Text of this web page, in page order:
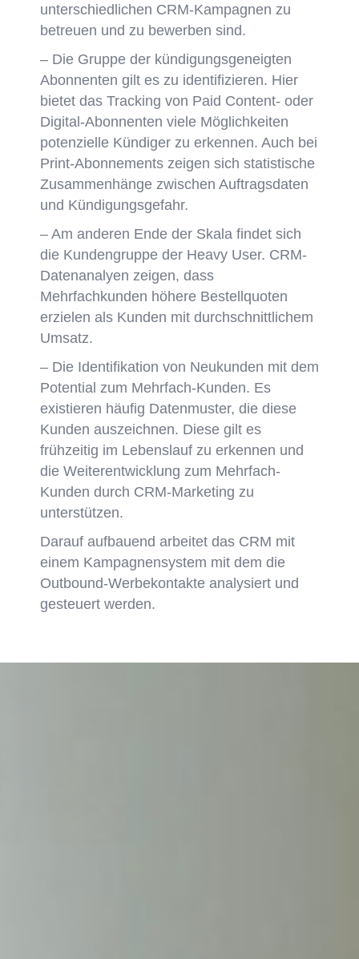
unterschiedlichen CRM-Kampagnen zu
betreuen und zu bewerben sind.
– Die Gruppe der kündigungsgeneigten
Abonnenten gilt es zu identifizieren. Hier
bietet das Tracking von Paid Content- oder
Digital-Abonnenten viele Möglichkeiten
potenzielle Kündiger zu erkennen. Auch bei
Print-Abonnements zeigen sich statistische
Zusammenhänge zwischen Auftragsdaten
und Kündigungsgefahr.
– Am anderen Ende der Skala findet sich
die Kundengruppe der Heavy User. CRM-
Datenanalyen zeigen, dass
Mehrfachkunden höhere Bestellquoten
erzielen als Kunden mit durchschnittlichem
Umsatz.
– Die Identifikation von Neukunden mit dem
Potential zum Mehrfach-Kunden. Es
existieren häufig Datenmuster, die diese
Kunden auszeichnen. Diese gilt es
frühzeitig im Lebenslauf zu erkennen und
die Weiterentwicklung zum Mehrfach-
Kunden durch CRM-Marketing zu
unterstützen.
Darauf aufbauend arbeitet das CRM mit
einem Kampagnensystem mit dem die
Outbound-Werbekontakte analysiert und
gesteuert werden.